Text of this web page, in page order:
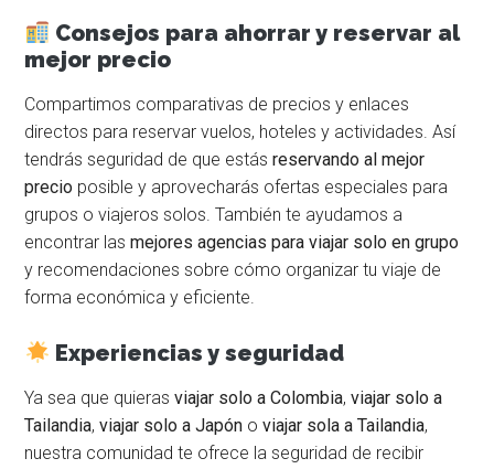
Consejos para ahorrar y reservar al
mejor precio
Compartimos comparativas de precios y enlaces
directos para reservar vuelos, hoteles y actividades. Así
tendrás seguridad de que estásreservando al mejor
precio posible y aprovecharás ofertas especiales para
grupos o viajeros solos. También te ayudamos a
encontrar lasmejores agencias para viajar solo en grupo
y recomendaciones sobre cómo organizar tu viaje de
forma económica y eficiente.
Experiencias y seguridad
Ya sea que quierasviajar solo a Colombia,viajar solo a
Tailandia,viajar solo a Japón oviajar sola a Tailandia,
nuestra comunidad te ofrece la seguridad de recibir